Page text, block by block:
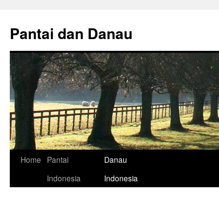
content
Pantai dan Danau
Home
Pantai
Indonesia
Danau
Indonesia